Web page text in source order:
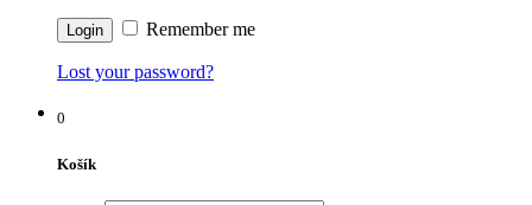
Remember me
Lost your password?
0
Košík